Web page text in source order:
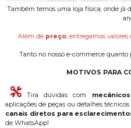
Também temos uma loja física, onde já
Além de preço, entregamos
Tanto no nosso e-commerce quanto
MOTIVOS PARA
Tira dúvidas com
aplicações de peças ou detalhes
canais diretos para
de WhatsApp!